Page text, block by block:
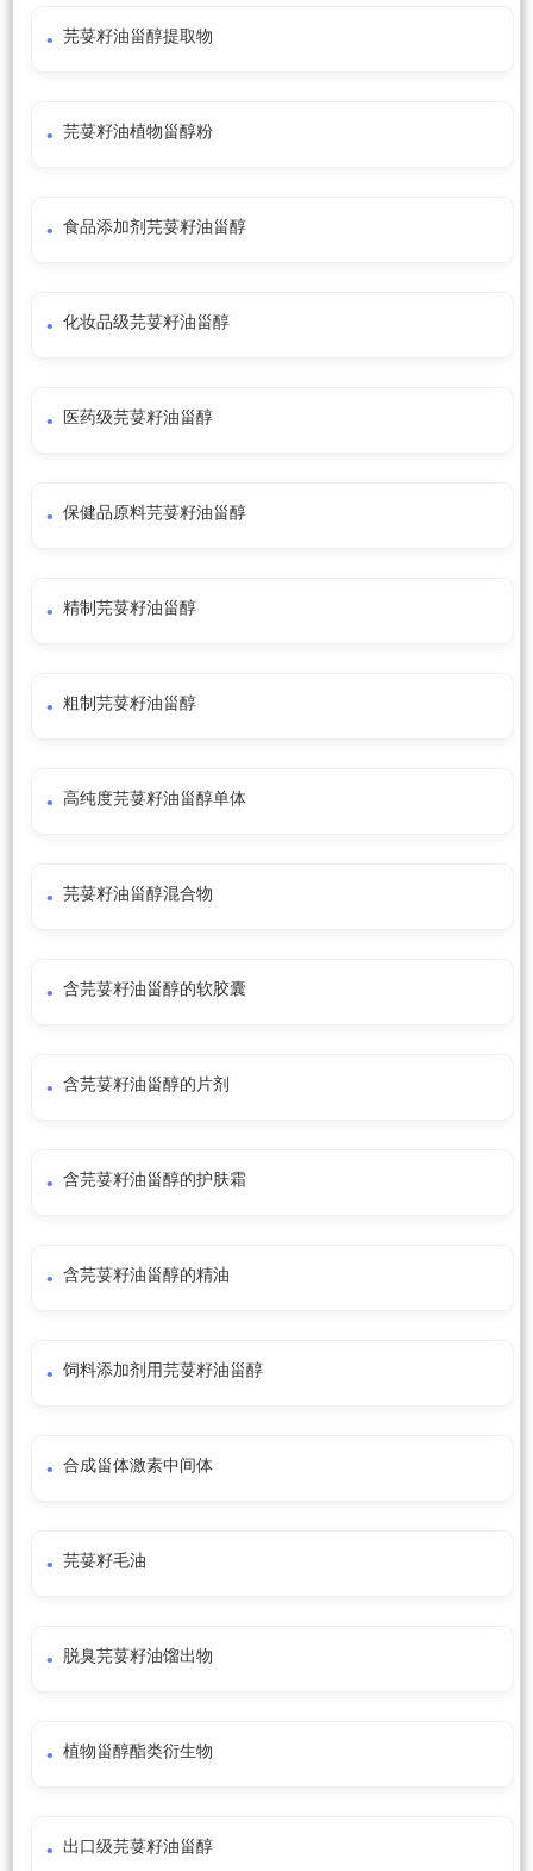
芫荽籽油甾醇提取物
芫荽籽油植物甾醇粉
食品添加剂芫荽籽油甾醇
化妆品级芫荽籽油甾醇
医药级芫荽籽油甾醇
保健品原料芫荽籽油甾醇
精制芫荽籽油甾醇
粗制芫荽籽油甾醇
高纯度芫荽籽油甾醇单体
芫荽籽油甾醇混合物
含芫荽籽油甾醇的软胶囊
含芫荽籽油甾醇的片剂
含芫荽籽油甾醇的护肤霜
含芫荽籽油甾醇的精油
饲料添加剂用芫荽籽油甾醇
合成甾体激素中间体
芫荽籽毛油
脱臭芫荽籽油馏出物
植物甾醇酯类衍生物
出口级芫荽籽油甾醇